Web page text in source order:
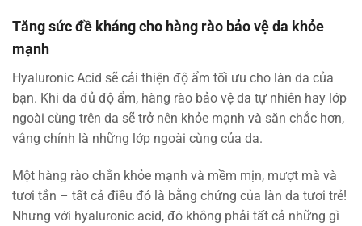
Tăng sức đề kháng cho hàng rào bảo vệ da khỏe
mạnh
Hyaluronic Acid sẽ cải thiện độ ẩm tối ưu cho làn da của
bạn. Khi da đủ độ ẩm, hàng rào bảo vệ da tự nhiên hay lớp
ngoài cùng trên da sẽ trở nên khỏe mạnh và săn chắc hơn,
vâng chính là những lớp ngoài cùng của da.
Một hàng rào chắn khỏe mạnh và mềm mịn, mượt mà và
tươi tắn – tất cả điều đó là bằng chứng của làn da tươi trẻ!
Nhưng với hyaluronic acid, đó không phải tất cả những gì